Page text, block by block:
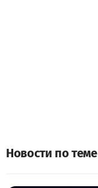
Новости по теме